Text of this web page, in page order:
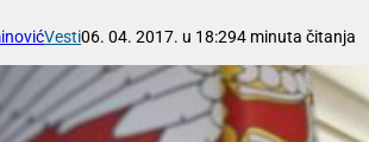
Vesti06. 04. 2017. u 18:294 minuta čitanja